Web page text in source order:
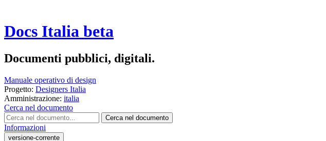
Docs Italia beta
Documenti pubblici, digitali.
Manuale operativo di design
Progetto: Designers Italia
Amministrazione: italia
Cerca nel documento
Cerca nel documento
Informazioni
versione-corrente